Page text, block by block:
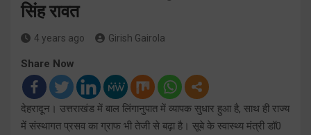
सिंह रावत
4 years ago Girish Gairola
Share Now
देहरादून। उत्तराखंड में बाल लिंगानुपात में व्यापक सुधार हुआ है, साथ ही राज्य
में संस्थागत प्रसव का ग्राफ भी तेजी से बढ़ा है। सूबे के स्वास्थ्य मंत्री डॉ0